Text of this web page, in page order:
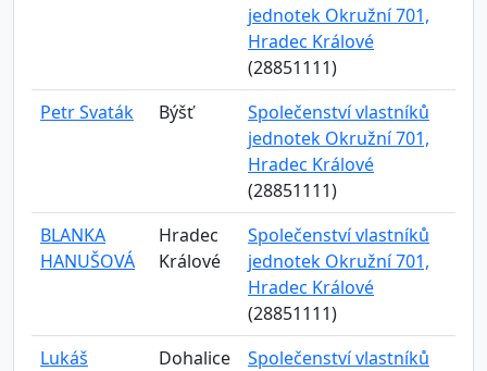
jednotek Okružní 701,
Hradec Králové
(28851111)
Petr Svaták
Býšť
Společenství vlastníků
jednotek Okružní 701,
Hradec Králové
(28851111)
BLANKA
HANUŠOVÁ
Hradec
Králové
Společenství vlastníků
jednotek Okružní 701,
Hradec Králové
(28851111)
Lukáš
Dohalice
Společenství vlastníků